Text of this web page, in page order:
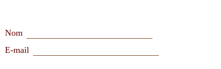
Nom
E-mail